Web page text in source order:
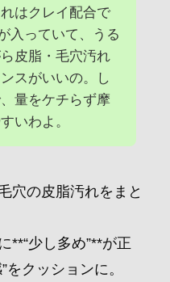
はクレイ配合で
入っていて、うる
皮脂・毛穴汚れ
スがいいの。し
量をケチらず摩
いわよ。
穴の皮脂汚れをまと
**“少し多め”**が正
クッションに。